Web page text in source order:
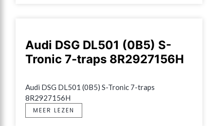
Audi DSG DL501 (0B5) S-
Tronic 7-traps 8R2927156H
Audi DSG DL501 (0B5) S-Tronic 7-traps
8R2927156H
MEER LEZEN